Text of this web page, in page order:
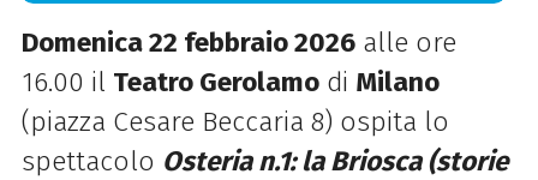
Domenica 22 febbraio 2026alle ore
16.00 il Teatro Gerolamodi Milano
(piazza Cesare Beccaria 8) ospita lo
spettacolo Osteria n.1: la Briosca (storie